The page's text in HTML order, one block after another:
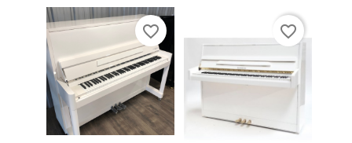
favorite_border favorite_border